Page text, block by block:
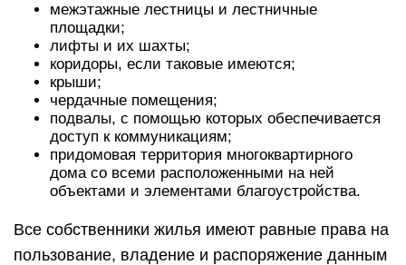
межэтажные лестницы и лестничные
площадки;
лифты и их шахты;
коридоры, если таковые имеются;
крыши;
чердачные помещения;
подвалы, с помощью которых обеспечивается
доступ к коммуникациям;
придомовая территория многоквартирного
дома со всеми расположенными на ней
объектами и элементами благоустройства.
Все собственники жилья имеют равные права на
пользование, владение и распоряжение данным